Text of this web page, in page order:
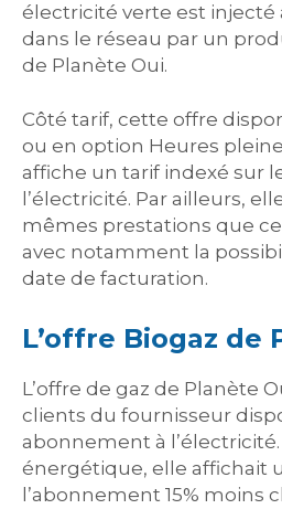
électricité verte est
dans le réseau par un
de Planète Oui.
Côté tarif, cette offre
ou en option Heures
affiche un tarif indexé sur
l’électricité. Par ailleurs,
mêmes prestations que
avec notamment la
date de facturation.
L’offre Biogaz de
L’offre de gaz de Planète
clients du fournisseur
abonnement à
énergétique, elle affichait
l’abonnement 15% moins